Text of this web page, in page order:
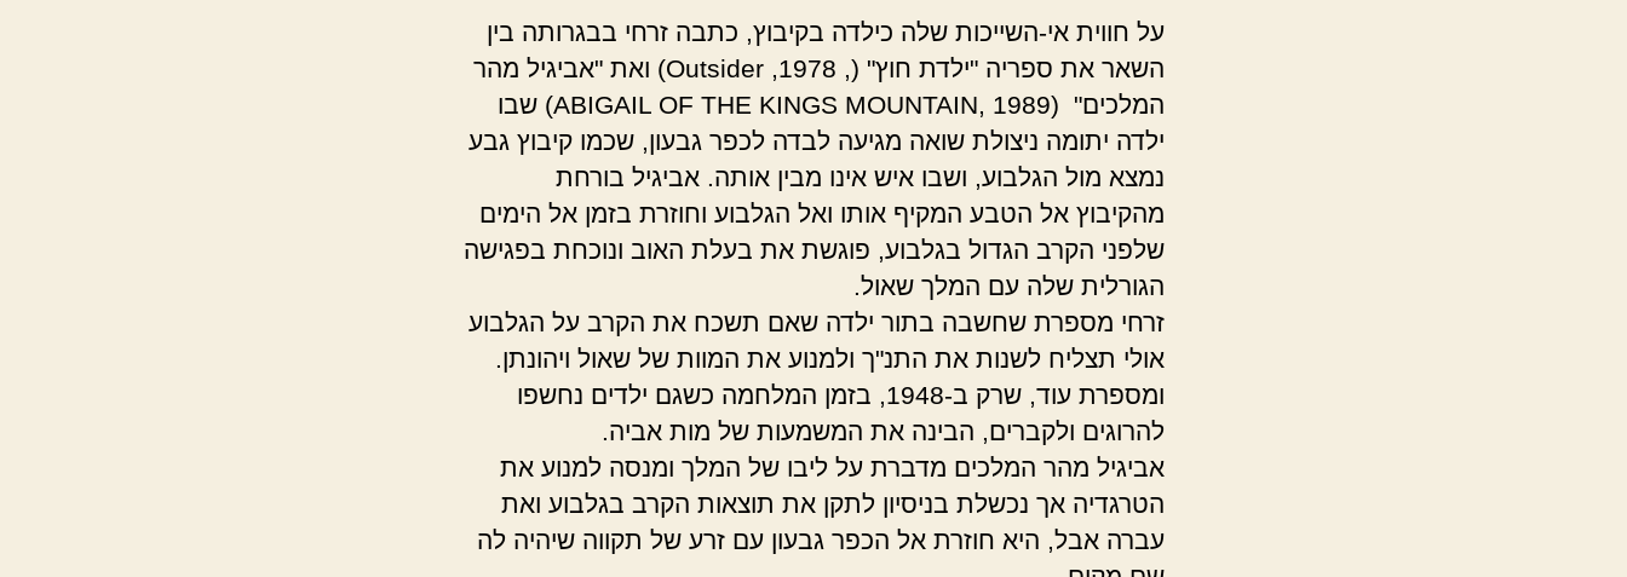
על חווית אי-השייכות שלה כילדה בקיבוץ, כתבה זרחי בבגרותה בין
השאר את ספריה "ילדת חוץ" (, Outsider ,1978) ואת "אביגיל מהר
המלכים" (ABIGAIL OF THE KINGS MOUNTAIN, 1989) שבו
ילדה יתומה ניצולת שואה מגיעה לבדה לכפר גבעון, שכמו קיבוץ גבע
נמצא מול הגלבוע, ושבו איש אינו מבין אותה. אביגיל בורחת
מהקיבוץ אל הטבע המקיף אותו ואל הגלבוע וחוזרת בזמן אל הימים
שלפני הקרב הגדול בגלבוע, פוגשת את בעלת האוב ונוכחת בפגישה
הגורלית שלה עם המלך שאול.
זרחי מספרת שחשבה בתור ילדה שאם תשכח את הקרב על הגלבוע
אולי תצליח לשנות את התנ"ך ולמנוע את המוות של שאול ויהונתן.
ומספרת עוד, שרק ב-1948, בזמן המלחמה כשגם ילדים נחשפו
להרוגים ולקברים, הבינה את המשמעות של מות אביה.
אביגיל מהר המלכים מדברת על ליבו של המלך ומנסה למנוע את
הטרגדיה אך נכשלת בניסיון לתקן את תוצאות הקרב בגלבוע ואת
עברה אבל, היא חוזרת אל הכפר גבעון עם זרע של תקווה שיהיה לה